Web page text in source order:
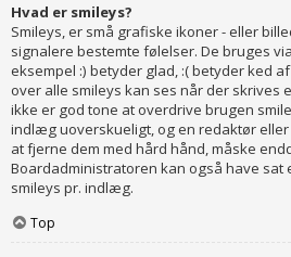
Hvad er smileys?
Smileys, er små grafiske ikoner - eller
signalere bestemte følelser. De bruges
eksempel :) betyder glad, :( betyder ked
over alle smileys kan ses når der
ikke er god tone at overdrive brugen
indlæg uoverskueligt, og en redaktør
at fjerne dem med hård hånd, måske
Boardadministratoren kan også have sat
smileys pr. indlæg.
Top